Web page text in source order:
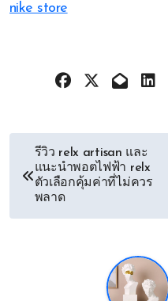
nike store
章
导
รีวิว relx artisan และ
แนะนำพอตไฟฟ้า relx
ตัวเลือกคุ้มค่าที่ไม่ควร
พลาด